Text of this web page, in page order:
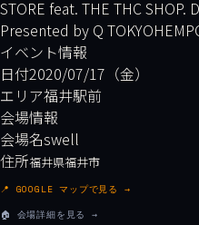
STORE feat. THE THC SHOP.
Presented by Q
イベント情報
日付2020/07/17（金）
エリア福井駅前
会場情報
会場名swell
住所福井県福井市
📍 GOOGLE マップで見る →
🏠 会場詳細を見る →